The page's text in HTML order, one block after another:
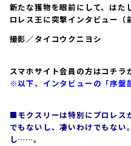
新たな獲物を眼前にして、はた
ロレス王に突撃インタビュー（
撮影／タイコウクニヨシ
スマホサイト会員の方はコチラ
※以下、インタビューの「序盤
■モクスリーは特別にプロレス
でもないし、凄いわけでもない
し……。